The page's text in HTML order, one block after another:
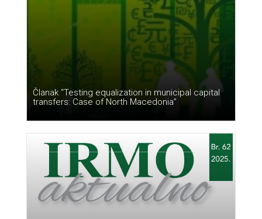
Članak “Testing equalization in municipal capital
transfers: Case of North Macedonia”